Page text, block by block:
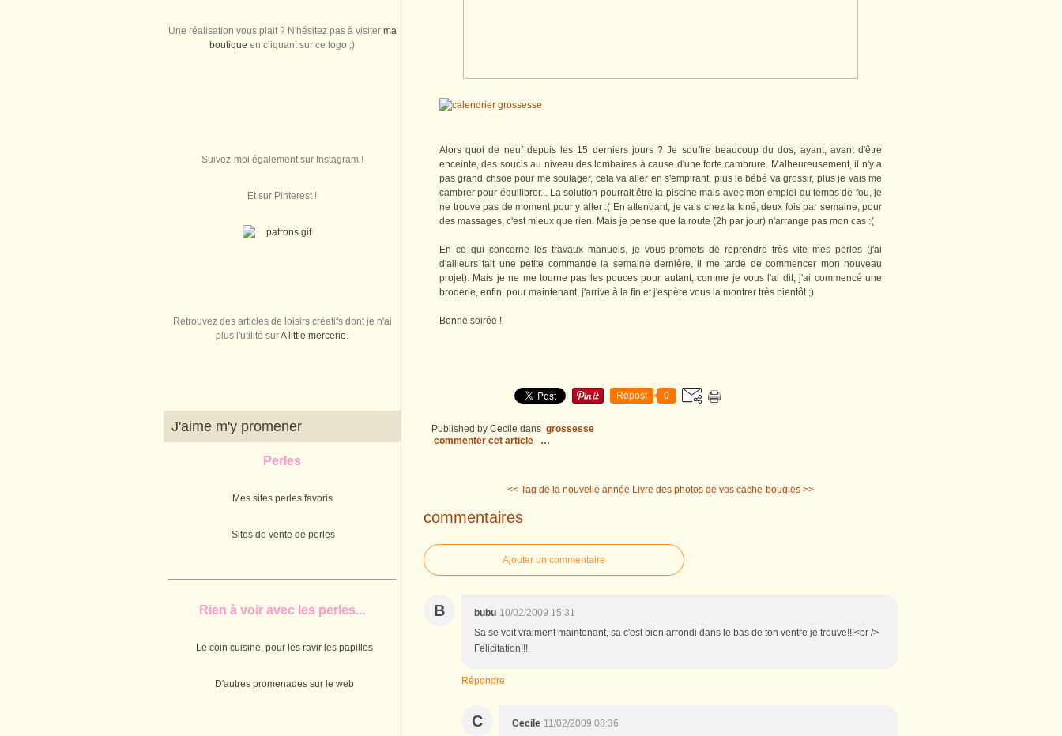
Une réalisation vous plait ? N'hésitez pas à visiter ma
boutique en cliquant sur ce logo ;)
Suivez-moi également sur Instagram !
Et sur Pinterest !
Retrouvez des articles de loisirs créatifs dont je n'ai
plus l'utilité surA little mercerie.
J'aime m'y promener
Perles
Mes sites perles favoris
Sites de vente de perles
Rien à voir avec les perles...
Le coin cuisine, pour les ravir les papilles
D'autres promenades sur le web
Alors quoi de neuf depuis les 15 derniers jours ? Je souffre beaucoup du dos, ayant, avant d'être
enceinte, des soucis au niveau des lombaires à cause d'une forte cambrure. Malheureusement, il n'y a
pas grand chsoe pour me soulager, cela va aller en s'empirant, plus le bébé va grossir, plus je vais me
cambrer pour équilibrer... La solution pourrait être la piscine mais avec mon emploi du temps de fou, je
ne trouve pas de moment pour y aller :( En attendant, je vais chez la kiné, deux fois par semaine, pour
des massages, c'est mieux que rien. Mais je pense que la route (2h par jour) n'arrange pas mon cas :(
En ce qui concerne les travaux manuels, je vous promets de reprendre très vite mes perles (j'ai
d'ailleurs fait une petite commande la semaine dernière, il me tarde de commencer mon nouveau
projet). Mais je ne me tourne pas les pouces pour autant, comme je vous l'ai dit, j'ai commencé une
broderie, enfin, pour maintenant, j'arrive à la fin et j'espère vous la montrer très bientôt ;)
Bonne soirée !
Repost 0
Published by Cecile dans grossesse
commenter cet article
…
<< Tag de la nouvelle année Livre des photos de vos cache-bougies >>
commentaires
Ajouter un commentaire
B bubu 10/02/2009 15:31
Sa se voit vraiment maintenant, sa c'est bien arrondi dans le bas de ton ventre je trouve!!!<br />
Felicitation!!!
Répondre
C Cecile 11/02/2009 08:36